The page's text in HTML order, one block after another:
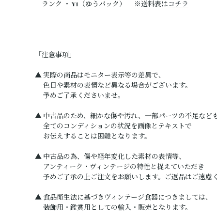
ランク ・ Y1（ゆうパック） ※送料表はコチラ
「注意事項」
▲ 実際の商品はモニター表示等の差異で、
色目や素材の表情など異なる場合がございます。
予めご了承くださいませ。
▲ 中古品のため、細かな傷や汚れ、一部パーツの不足など
全てのコンディションの状況を画像とテキストで
お伝えすることは困難となります。
▲ 中古品の為、傷や経年変化した素材の表情等、
アンティーク・ヴィンテージの特性と捉えていただき
予めご了承の上ご注文をお願いします。ご返品はご遠慮く
▲ 食品衛生法に基づきヴィンテージ食器につきましては、
装飾用・鑑賞用としての輸入・販売となります。